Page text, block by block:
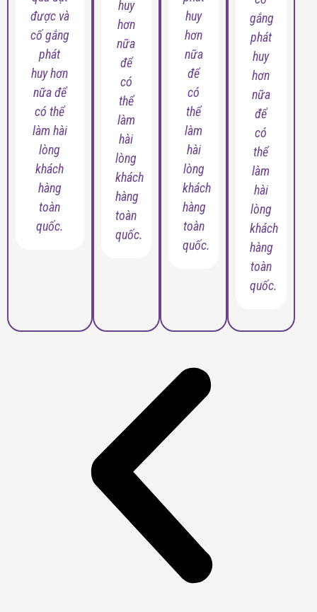
được và
cố gắng
phát
huy hơn
nữa để
có thể
làm hài
lòng
khách
hàng
toàn
quốc.
huy
hơn
nữa
để
có
thể
làm
hài
lòng
khách
hàng
toàn
quốc.
huy
hơn
nữa
để
có
thể
làm
hài
lòng
khách
hàng
toàn
quốc.
gắng
phát
huy
hơn
nữa
để
có
thể
làm
hài
lòng
khách
hàng
toàn
quốc.